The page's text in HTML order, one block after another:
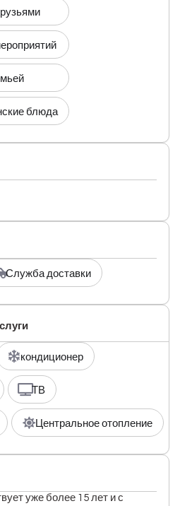
блюда
Служба доставки
кондиционер
ТВ
Центральное отопление
уже более 15 лет и с